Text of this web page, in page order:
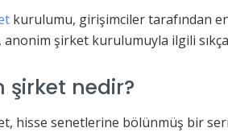
kurulumu, girişimciler tarafından
anonim şirket kurulumuyla ilgili
şirket nedir?
hisse senetlerine bölünmüş bir